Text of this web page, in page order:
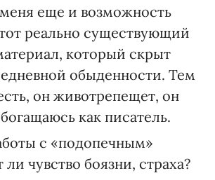
еще и возможность
реально существующий
который скрыт
обыденности. Тем
он животрепещет, он
как писатель.
с «подопечным»
ли чувство боязни, страха?